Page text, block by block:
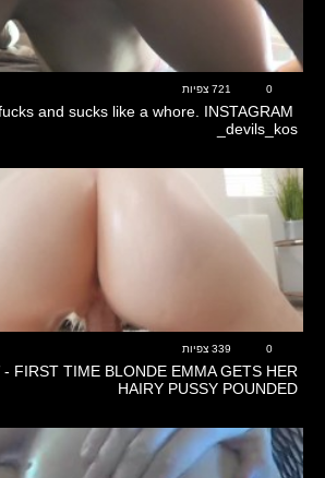
21:22
0 721 צפיות
and sucks like a whore. INSTAGRAM
devils_kos_
12:27
0 339 צפיות
- FIRST TIME BLONDE EMMA GETS HER
HAIRY PUSSY POUNDED